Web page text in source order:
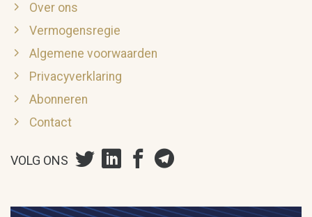
Over ons
Vermogensregie
Algemene voorwaarden
Privacyverklaring
Abonneren
Contact
VOLG ONS